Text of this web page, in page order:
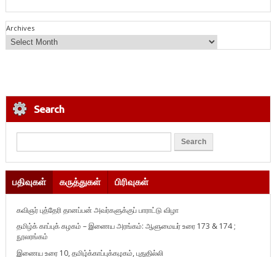
Archives
Search
பதிவுகள் கருத்துகள் பிரிவுகள்
கவிஞர் புத்தேரி தானப்பன் அவர்களுக்குப் பாராட்டு விழா
தமிழ்க் காப்புக் கழகம் – இணைய அரங்கம்: ஆளுமையர் உரை 173 & 174 ;
நூலரங்கம்
இணைய உரை 10, தமிழ்க்காப்புக்கழகம், புதுதில்லி